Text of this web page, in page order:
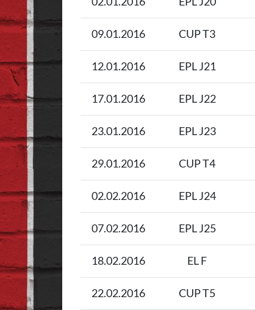
09.01.2016 CUP T3
12.01.2016 EPL J21
17.01.2016 EPL J22
23.01.2016 EPL J23
29.01.2016 CUP T4
02.02.2016 EPL J24
07.02.2016 EPL J25
18.02.2016 EL F
22.02.2016 CUP T5